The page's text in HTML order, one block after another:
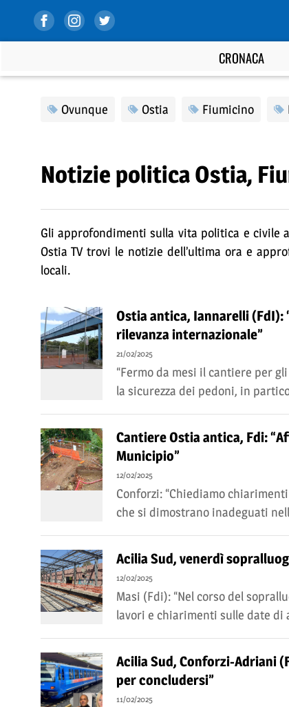
CRONACA
Ovunque Ostia Fiumicino
Notizie politica Ostia,
Gli approfondimenti sulla vita politica e
Ostia TV trovi le notizie dell’ultima ora e
locali.
Ostia antica, Iannarelli (FdI):
rilevanza internazionale”
21/02/2025
“Fermo da mesi il cantiere per
la sicurezza dei pedoni, in
Cantiere Ostia antica, Fdi:
Municipio”
12/02/2025
Conforzi: “Chiediamo
che si dimostrano inadeguati
Acilia Sud, venerdì
12/02/2025
Masi (Fdi): “Nel corso del
lavori e chiarimenti sulle date di
Acilia Sud, Conforzi-Adriani
per concludersi”
11/02/2025